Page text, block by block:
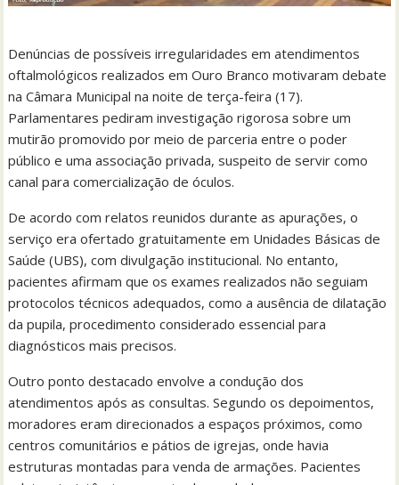
Denúncias de possíveis irregularidades em atendimentos
oftalmológicos realizados em Ouro Branco motivaram debate
na Câmara Municipal na noite de terça-feira (17).
Parlamentares pediram investigação rigorosa sobre um
mutirão promovido por meio de parceria entre o poder
público e uma associação privada, suspeito de servir como
canal para comercialização de óculos.
De acordo com relatos reunidos durante as apurações, o
serviço era ofertado gratuitamente em Unidades Básicas de
Saúde (UBS), com divulgação institucional. No entanto,
pacientes afirmam que os exames realizados não seguiam
protocolos técnicos adequados, como a ausência de dilatação
da pupila, procedimento considerado essencial para
diagnósticos mais precisos.
Outro ponto destacado envolve a condução dos
atendimentos após as consultas. Segundo os depoimentos,
moradores eram direcionados a espaços próximos, como
centros comunitários e pátios de igrejas, onde havia
estruturas montadas para venda de armações. Pacientes